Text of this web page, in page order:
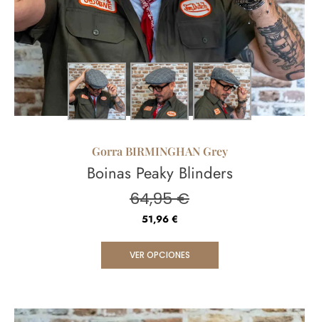
Gorra BIRMINGHAN Grey
Boinas Peaky Blinders
64,95€
51,96 €
VER OPCIONES